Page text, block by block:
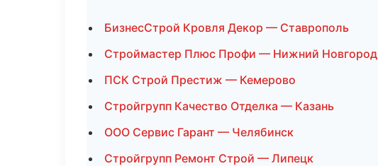
БизнесСтрой Кровля Декор — Ставрополь
Строймастер Плюс Профи — Нижний Новгород
ПСК Строй Престиж — Кемерово
Стройгрупп Качество Отделка — Казань
ООО Сервис Гарант — Челябинск
Стройгрупп Ремонт Строй — Липецк